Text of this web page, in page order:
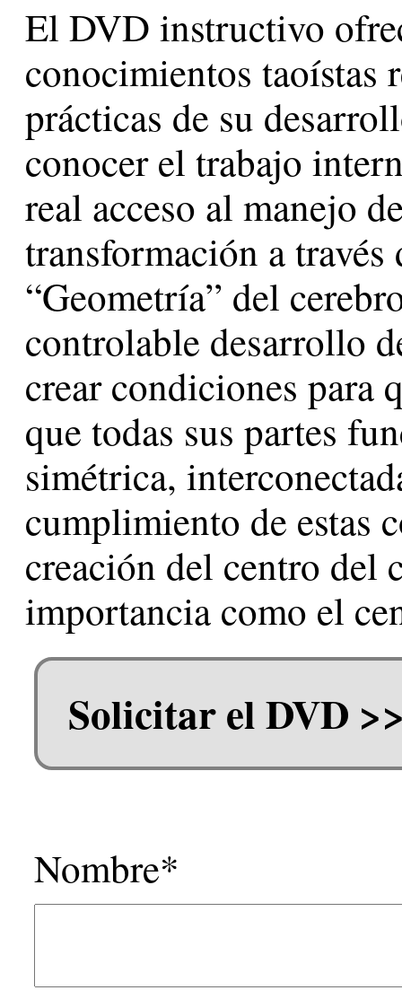
El DVD instructivo
conocimientos taoístas
prácticas de su
conocer el trabajo
real acceso al manejo
transformación a
“Geometría” del
controlable desarrollo
crear condiciones para
que todas sus partes
simétrica,
cumplimiento de estas
creación del centro del
importancia como el
Solicitar el DVD
Nombre*